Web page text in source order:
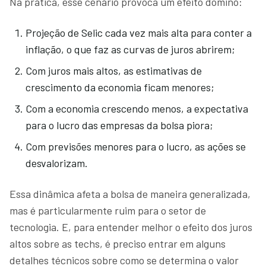
Projeção de Selic cada vez mais alta para conter a
inflação, o que faz as curvas de juros abrirem;
Com juros mais altos, as estimativas de
crescimento da economia ficam menores;
Com a economia crescendo menos, a expectativa
para o lucro das empresas da bolsa piora;
Com previsões menores para o lucro, as ações se
desvalorizam.
Essa dinâmica afeta a bolsa de maneira generalizada,
mas é particularmente ruim para o setor de
tecnologia. E, para entender melhor o efeito dos juros
altos sobre as techs, é preciso entrar em alguns
detalhes técnicos sobre como se determina o valor